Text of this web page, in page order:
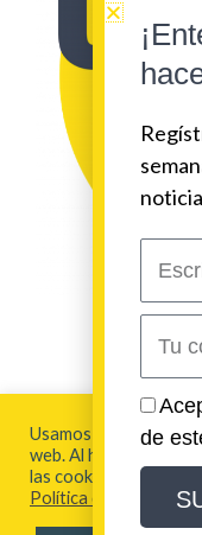
2026
Aviso
Usamos cookies para
web. Al hacer clic en
las cookies. Para más
Política de Cookies
de